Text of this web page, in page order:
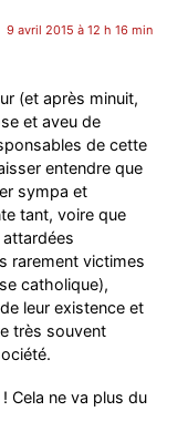
9 avril 2015 à 12 h 16 min
(et après minuit,
et aveu de
de cette
entendre que
sympa et
tant, voire que
rarement victimes
catholique),
leur existence et
très souvent
Cela ne va plus du